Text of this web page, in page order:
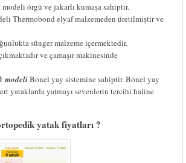
örgü ve jakarlı kumaşa sahiptir.
Thermobond elyaf malzemeden üretilmiştir ve
sünger malzeme içermektedir.
ve çamaşır makinesinde
modeliBonel yay sistemine sahiptir. Bonel yay
yataklarda yatmayı sevenlerin tercihi haline
yatak fiyatları ?